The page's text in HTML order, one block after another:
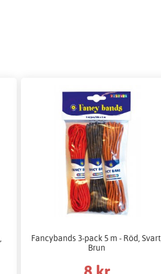
Fancybands 3-pack 5 m - Röd, Svart,
Brun